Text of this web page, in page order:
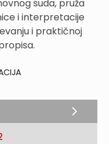
suda, pruža
i interpretacije
i praktičnoj